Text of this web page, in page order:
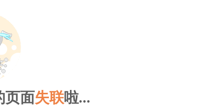
页面失联啦...